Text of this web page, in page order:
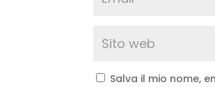
Salva il mio nome,